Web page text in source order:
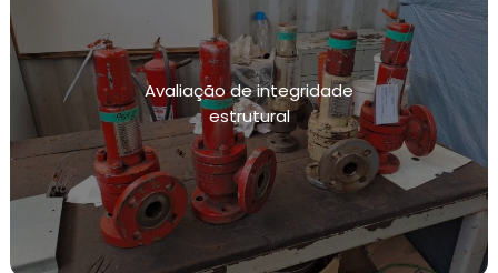
Avaliação de integridade
estrutural